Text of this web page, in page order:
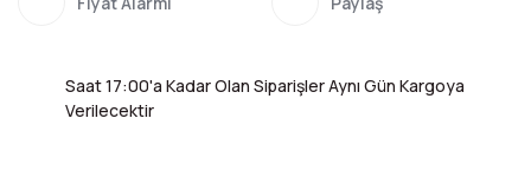
Saat 17:00'a Kadar Olan Siparişler Aynı Gün Kargoya
Verilecektir